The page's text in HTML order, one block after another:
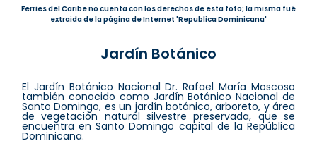
Ferries del Caribe no cuenta con los derechos de esta foto; la misma fué
extraida de la página de Internet 'Republica Dominicana'
Jardín Botánico
El Jardín Botánico Nacional Dr. Rafael María Moscoso
también conocido como Jardín Botánico Nacional de
Santo Domingo, es un jardín botánico, arboreto, y área
de vegetación natural silvestre preservada, que se
encuentra en Santo Domingo capital de la República
Dominicana.